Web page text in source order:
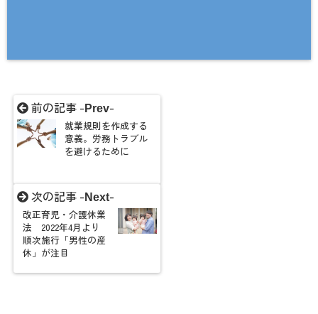
前の記事 - Prev-
就業規則を作成する
意義。労務トラブル
を避けるために
次の記事 - Next-
改正育児・介護休業
法 2022年4月より
順次施行「男性の産
休」が注目